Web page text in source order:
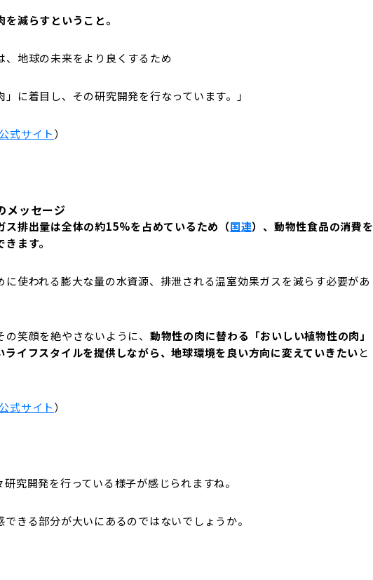
減らすということ。
、地球の未来をより良くするため
」に着目し、その研究開発を行なっています。」
式サイト）
メッセージ
ス排出量は全体の約15%を占めているため（国連）、動物性食品の消費を
ます。
に使われる膨大な量の水資源、排泄される温室効果ガスを減らす必要があ
笑顔を絶やさないように、 動物性の肉に替わる「おいしい植物性の肉」
ライフスタイルを提供しながら、地球環境を良い方向に変えていきたいと
式サイト）
究開発を行っている様子が感じられますね。
きる部分が大いにあるのではないでしょうか。